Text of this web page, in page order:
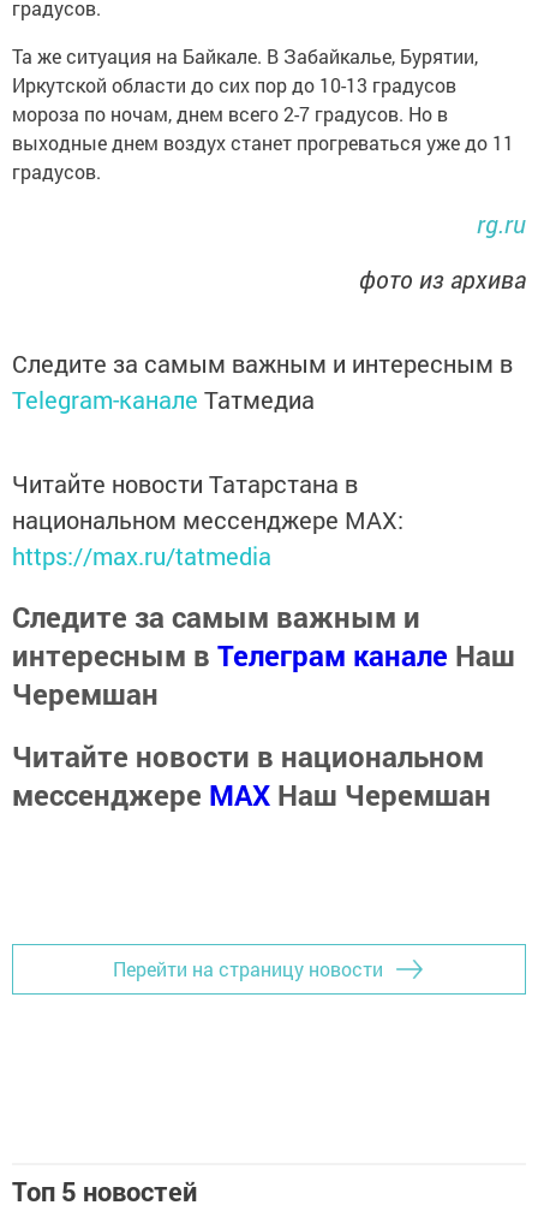
градусов.
Та же ситуация на Байкале. В Забайкалье, Бурятии,
Иркутской области до сих пор до 10-13 градусов
мороза по ночам, днем всего 2-7 градусов. Но в
выходные днем воздух станет прогреваться уже до 11
градусов.
rg.ru
фото из архива
Следите за самым важным и интересным в
Telegram-канале Татмедиа
Читайте новости Татарстана в
национальном мессенджере MАХ:
https://max.ru/tatmedia
Следите за самым важным и
интересным в Телеграм канале Наш
Черемшан
Читайте новости в национальном
мессенджере MАХ Наш Черемшан
Перейти на страницу новости
Топ 5 новостей